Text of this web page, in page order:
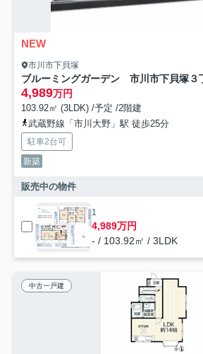
NEW
市川市下貝塚
4,989万円
103.92㎡ (3LDK) /予定 /2階建
武蔵野線「市川大野」駅 徒歩25分
駐車2台可
新築
販売中の物件
1
4,989万円
- / 103.92㎡ / 3LDK
中古一戸建